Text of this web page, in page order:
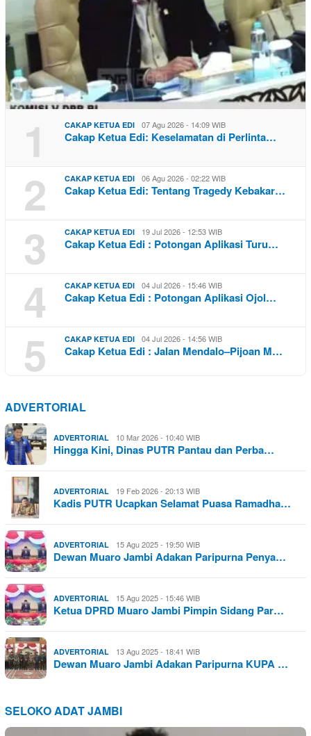
1 CAKAP KETUA EDI 07 Agu 2026 - 14:09 WIB
Cakap Ketua Edi: Keselamatan di Perlinta…
2 CAKAP KETUA EDI 06 Agu 2026 - 02:22 WIB
Cakap Ketua Edi: Tentang Tragedy Kebakar…
3 CAKAP KETUA EDI 19 Jul 2026 - 12:53 WIB
Cakap Ketua Edi : Potongan Aplikasi Turu…
4 CAKAP KETUA EDI 04 Jul 2026 - 15:46 WIB
Cakap Ketua Edi : Potongan Aplikasi Ojol…
5 CAKAP KETUA EDI 04 Jul 2026 - 14:56 WIB
Cakap Ketua Edi : Jalan Mendalo–Pijoan M…
ADVERTORIAL
ADVERTORIAL 10 Mar 2026 - 10:40 WIB
Hingga Kini, Dinas PUTR Pantau dan Perba…
ADVERTORIAL 19 Feb 2026 - 20:13 WIB
Kadis PUTR Ucapkan Selamat Puasa Ramadha…
ADVERTORIAL 15 Agu 2025 - 19:50 WIB
Dewan Muaro Jambi Adakan Paripurna Penya…
ADVERTORIAL 15 Agu 2025 - 15:46 WIB
Ketua DPRD Muaro Jambi Pimpin Sidang Par…
ADVERTORIAL 13 Agu 2025 - 18:41 WIB
Dewan Muaro Jambi Adakan Paripurna KUPA …
SELOKO ADAT JAMBI